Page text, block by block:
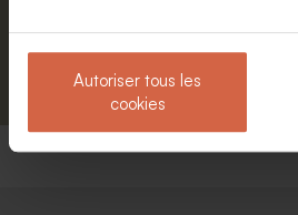
Autoriser tous les
cookies
S'abonner